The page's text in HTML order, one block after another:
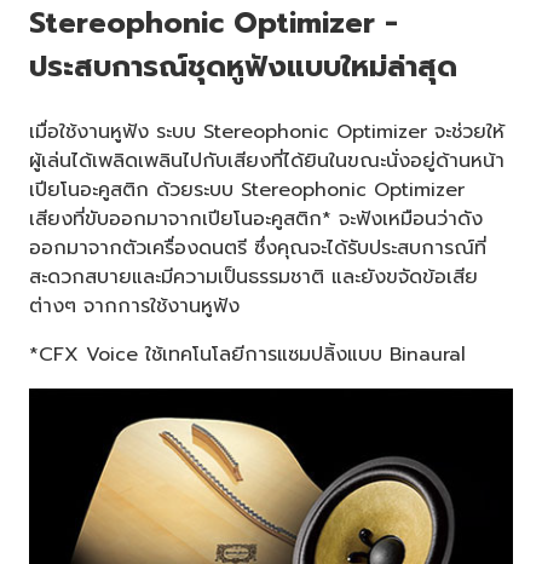
Stereophonic Optimizer -
ประสบการณ์ชุดหูฟังแบบใหม่ล่าสุด
เมื่อใช้งานหูฟัง ระบบ Stereophonic Optimizer จะช่วยให้
ผู้เล่นได้เพลิดเพลินไปกับเสียงที่ได้ยินในขณะนั่งอยู่ด้านหน้า
เปียโนอะคูสติก ด้วยระบบ Stereophonic Optimizer
เสียงที่ขับออกมาจากเปียโนอะคูสติก* จะฟังเหมือนว่าดัง
ออกมาจากตัวเครื่องดนตรี ซึ่งคุณจะได้รับประสบการณ์ที่
สะดวกสบายและมีความเป็นธรรมชาติ และยังขจัดข้อเสีย
ต่างๆ จากการใช้งานหูฟัง
*CFX Voice ใช้เทคโนโลยีการแซมปลิ้งแบบ Binaural